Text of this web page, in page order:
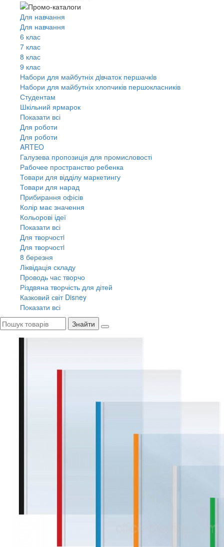
Для навчання
Для навчання
6 клас
7 клас
8 клас
9 клас
Набори для майбутніх дiвчаток першачкiв
Набори для майбутніх хлопчиків першокласників
Студентам
Шкільний ярмарок
Показати всі
Для роботи
Для роботи
ARTEO
Галузева пропозиція для промисловості
Рабочее пространство ребенка
Товари для відділу маркетингу
Товари для нарад
Прибирання офісів
Колір має значення
Кольорові ідеї
Показати всі
Для творчостi
Для творчостi
8 березня
Ліквідація складу
Проводь час творчо
Різдвяна творчість для дітей
Казковий світ Disney
Показати всі
Знайти